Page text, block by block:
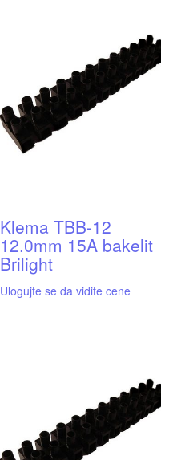
Klema TBB-12
12.0mm 15A bakelit
Brilight
Ulogujte se da vidite cene